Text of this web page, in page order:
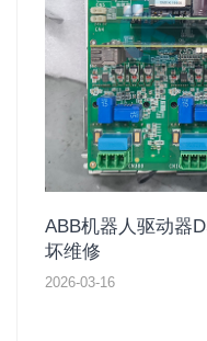
ABB机器人驱动器
坏维修
2026-03-16